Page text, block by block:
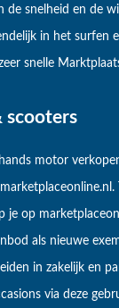
de snelheid en de
in het surfen
snelle
scooters
motor
je op
als nieuwe
in zakelijk en
via deze